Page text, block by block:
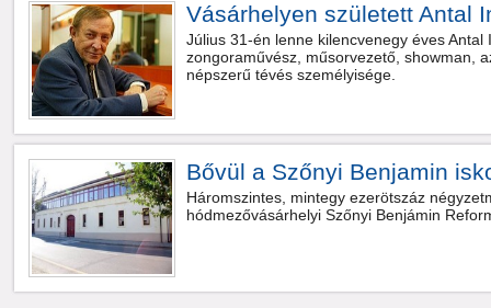
Vásárhelyen született Antal
Július 31-én lenne kilencvenegy éves
zongoraművész, műsorvezető, showman,
népszerű tévés személyisége.
Bővül a Szőnyi Benjamin
Háromszintes, mintegy ezerötszáz
hódmezővásárhelyi Szőnyi Benjámin